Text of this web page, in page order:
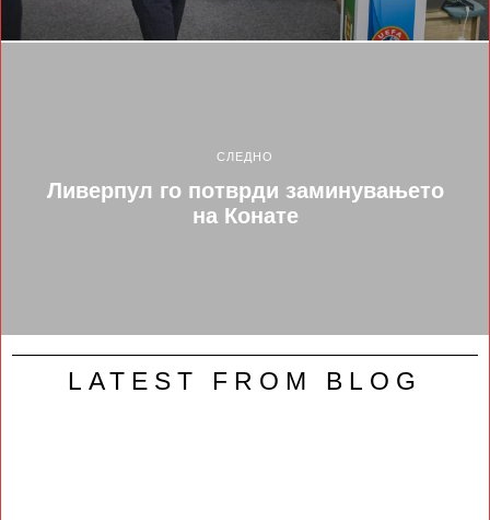
СЛЕДНО
Ливерпул го потврди заминувањето
на Конате
LATEST FROM BLOG